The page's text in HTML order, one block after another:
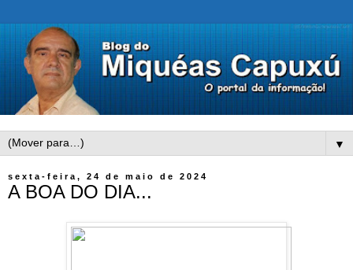
▼
sexta-feira, 24 de maio de 2024
A BOA DO DIA...